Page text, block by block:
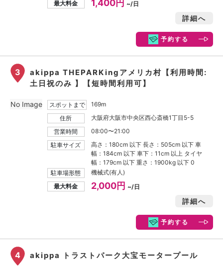
最大料金
1,400円 ~/日
詳細へ
予約する
3
akippa THEPARKingアメリカ村【利用時間:
土日祝のみ 】【短時間利用可】
スポットまで
169m
住所
大阪府大阪市中央区西心斎橋1丁目5-5
営業時間
08:00〜21:00
駐車サイズ
高さ：180cm 以下 長さ：505cm 以下 車
幅：184cm 以下 車下：11cm 以上 タイヤ
幅：179cm 以下 重さ：1900kg 以下 0
駐車場形態
機械式(有人)
最大料金
2,000円 ~/日
詳細へ
予約する
No Image
4 akippa トラストパーク大宝モータープール